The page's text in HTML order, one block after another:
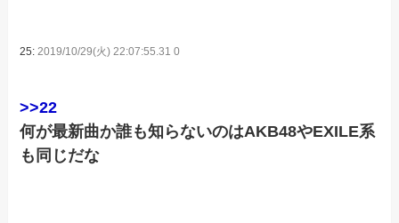
25: 2019/10/29(火) 22:07:55.31 0
>>22
何が最新曲か誰も知らないのはAKB48やEXILE系
も同じだな